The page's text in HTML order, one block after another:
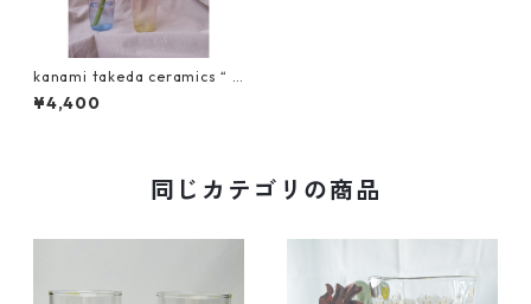
kanami takeda ceramics “ g
lass ”
¥4,400
同じカテゴリの商品